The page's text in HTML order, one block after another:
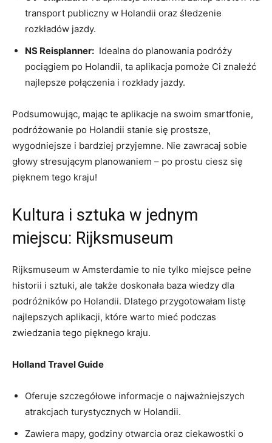
transport publiczny⁤ w Holandii oraz śledzenie
rozkładów ‍jazdy.
NS Reisplanner: ⁣ Idealna⁣ do planowania ⁤podróży
pociągiem​ po Holandii,‌ ta aplikacja pomoże Ci znaleźć
najlepsze połączenia i rozkłady jazdy.
Podsumowując, mając te aplikacje na swoim smartfonie,
podróżowanie po Holandii stanie się prostsze,
wygodniejsze i bardziej przyjemne. Nie zawracaj sobie‍
głowy stresującym planowaniem – po‌ prostu ciesz się ​
pięknem tego kraju!
Kultura i sztuka w jednym
miejscu: Rijksmuseum
Rijksmuseum w Amsterdamie to nie tylko miejsce pełne
historii i sztuki, ale także doskonała baza wiedzy⁣ dla
podróżników po Holandii. Dlatego przygotowałam listę
najlepszych aplikacji, które warto mieć podczas
zwiedzania tego pięknego kraju.
Holland Travel Guide
Oferuje szczegółowe informacje o najważniejszych
atrakcjach turystycznych w Holandii.
Zawiera mapy, godziny otwarcia oraz ciekawostki o